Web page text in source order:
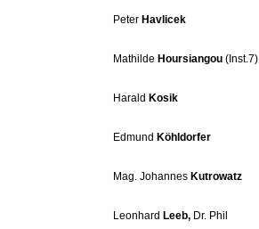
Peter Havlicek
Mathilde Hoursiangou (Inst.7)
Harald Kosik
Edmund Köhldorfer
Mag. Johannes Kutrowatz
Leonhard Leeb, Dr. Phil